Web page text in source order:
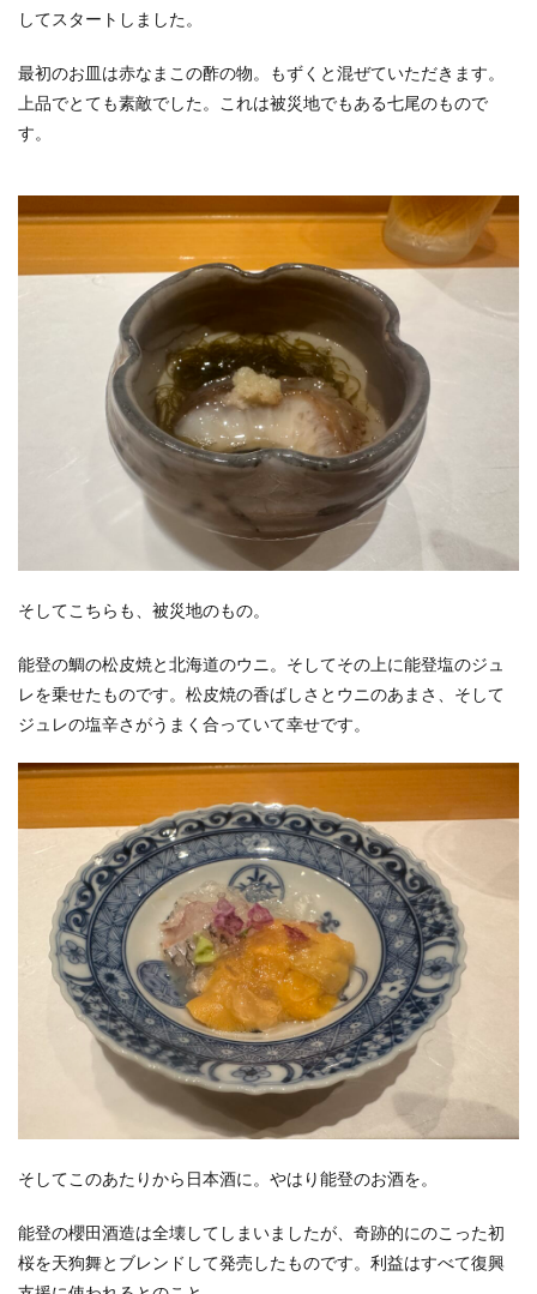
してスタートしました。
最初のお皿は赤なまこの酢の物。もずくと混ぜていただきます。
上品でとても素敵でした。これは被災地でもある七尾のもので
す。
そしてこちらも、被災地のもの。
能登の鯛の松皮焼と北海道のウニ。そしてその上に能登塩のジュ
レを乗せたものです。松皮焼の香ばしさとウニのあまさ、そして
ジュレの塩辛さがうまく合っていて幸せです。
そしてこのあたりから日本酒に。やはり能登のお酒を。
能登の櫻田酒造は全壊してしまいましたが、奇跡的にのこった初
桜を天狗舞とブレンドして発売したものです。利益はすべて復興